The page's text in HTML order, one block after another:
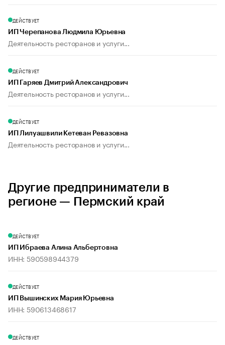
ДЕЙСТВУЕТ
ИП Черепанова Людмила Юрьевна
Деятельность ресторанов и услуги...
ДЕЙСТВУЕТ
ИП Гаряев Дмитрий Александрович
Деятельность ресторанов и услуги...
ДЕЙСТВУЕТ
ИП Лилуашвили Кетеван Ревазовна
Деятельность ресторанов и услуги...
Другие предприниматели в
регионе — Пермский край
ДЕЙСТВУЕТ
ИП Ибраева Алина Альбертовна
ИНН: 590598944379
ДЕЙСТВУЕТ
ИП Вышинских Мария Юрьевна
ИНН: 590613468617
ДЕЙСТВУЕТ